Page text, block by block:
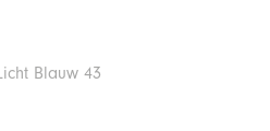
Blauw 43